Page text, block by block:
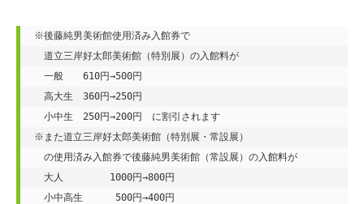
※後藤純男美術館使用済み入館券で
道立三岸好太郎美術館（特別展）の入館料が
一般　　610円→500円
高大生　360円→250円
小中生　250円→200円　に割引されます
※また道立三岸好太郎美術館（特別展・常設展）
の使用済み入館券で後藤純男美術館（常設展）の入館料が
大人　　　   1000円→800円
小中高生　    500円→400円